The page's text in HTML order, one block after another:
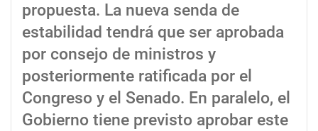
propuesta. La nueva senda de
estabilidad tendrá que ser aprobada
por consejo de ministros y
posteriormente ratificada por el
Congreso y el Senado. En paralelo, el
Gobierno tiene previsto aprobar este